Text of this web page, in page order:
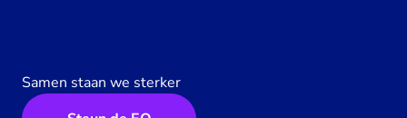
Samen staan we sterker